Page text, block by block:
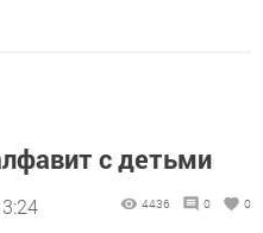
с детьми
4436 0 0